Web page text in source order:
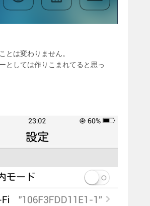
とは変わりません。
としては作りこまれてると思っ